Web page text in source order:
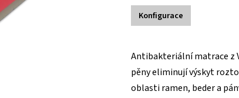
Konfigurace
Antibakteriální matrace z
pěny eliminují výskyt
oblasti ramen, beder a